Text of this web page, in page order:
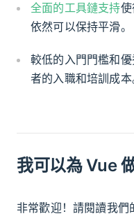
全面的工具鏈支持
依然可以保持平滑。
較低的入門門檻和
者的入職和培訓成本
我可以為 Vue
非常歡迎！請閱讀我們